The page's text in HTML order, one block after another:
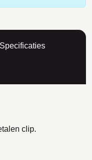
Specificaties
clip.